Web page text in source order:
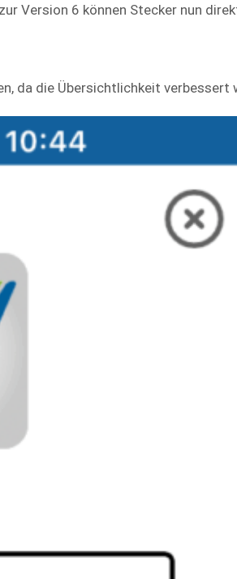
Version 6 können Stecker nun
da die Übersichtlichkeit verbessert